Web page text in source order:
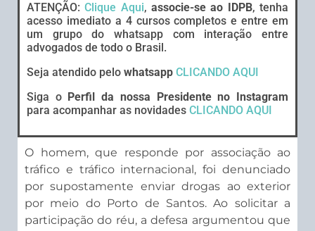
ATENÇÃO:Clique Aqui,associe-se ao IDPB, tenha
acesso imediato a 4 cursos completos e entre em
um grupo do whatsapp com interação entre
advogados de todo o Brasil.
Seja atendido pelo whatsapp CLICANDO AQUI
Siga o Perfil da nossa Presidente no Instagram
para acompanhar as novidades CLICANDO AQUI
O homem, que responde por associação ao
tráfico e tráfico internacional, foi denunciado
por supostamente enviar drogas ao exterior
por meio do Porto de Santos. Ao solicitar a
participação do réu, a defesa argumentou que